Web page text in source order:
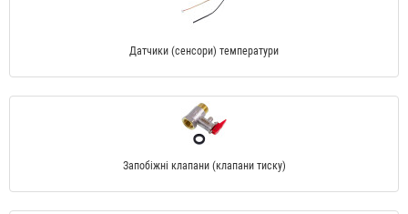
Датчики (сенсори) температури
Запобіжні клапани (клапани тиску)